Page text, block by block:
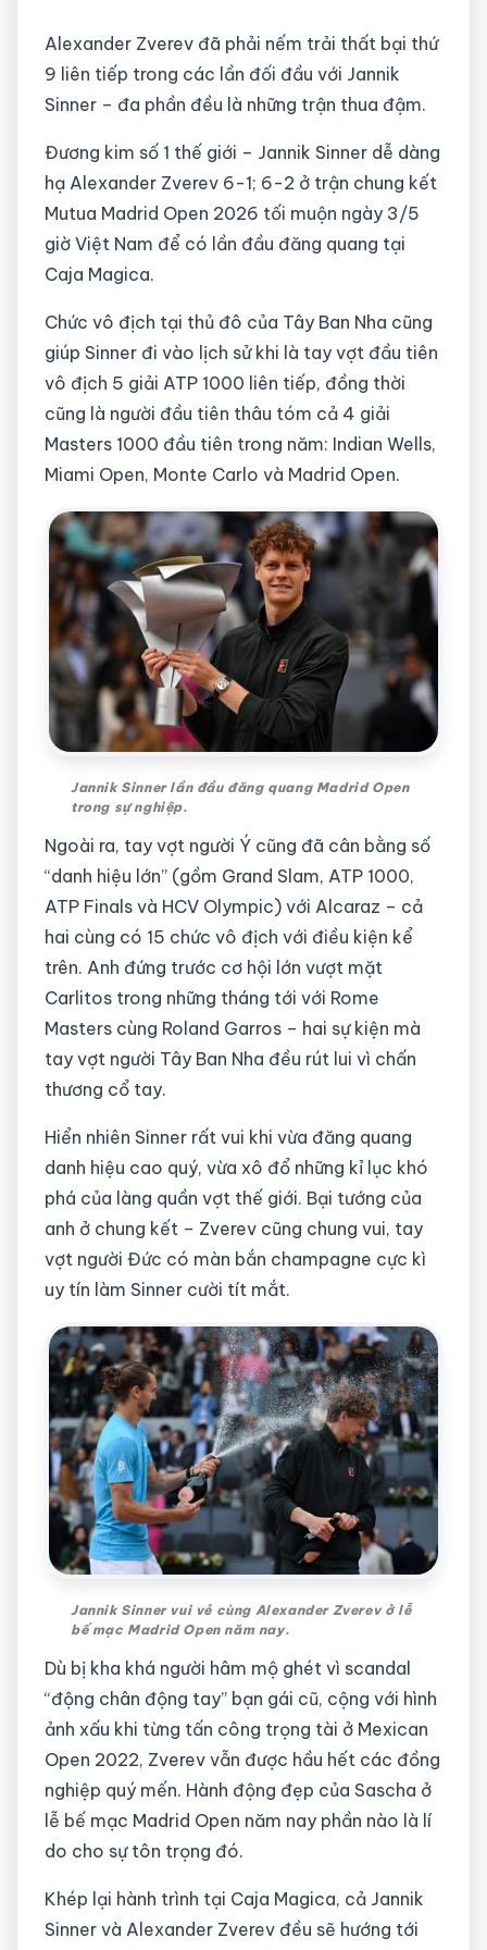
Alexander Zverev đã phải nếm trải thất bại thứ
9 liên tiếp trong các lần đối đầu với Jannik
Sinner – đa phần đều là những trận thua đậm.
Đương kim số 1 thế giới – Jannik Sinner dễ dàng
hạ Alexander Zverev 6-1; 6-2 ở trận chung kết
Mutua Madrid Open 2026 tối muộn ngày 3/5
giờ Việt Nam để có lần đầu đăng quang tại
Caja Magica.
Chức vô địch tại thủ đô của Tây Ban Nha cũng
giúp Sinner đi vào lịch sử khi là tay vợt đầu tiên
vô địch 5 giải ATP 1000 liên tiếp, đồng thời
cũng là người đầu tiên thâu tóm cả 4 giải
Masters 1000 đầu tiên trong năm: Indian Wells,
Miami Open, Monte Carlo và Madrid Open.
Jannik Sinner lần đầu đăng quang Madrid Open
trong sự nghiệp.
Ngoài ra, tay vợt người Ý cũng đã cân bằng số
“danh hiệu lớn” (gồm Grand Slam, ATP 1000,
ATP Finals và HCV Olympic) với Alcaraz – cả
hai cùng có 15 chức vô địch với điều kiện kể
trên. Anh đứng trước cơ hội lớn vượt mặt
Carlitos trong những tháng tới với Rome
Masters cùng Roland Garros – hai sự kiện mà
tay vợt người Tây Ban Nha đều rút lui vì chấn
thương cổ tay.
Hiển nhiên Sinner rất vui khi vừa đăng quang
danh hiệu cao quý, vừa xô đổ những kỉ lục khó
phá của làng quần vợt thế giới. Bại tướng của
anh ở chung kết – Zverev cũng chung vui, tay
vợt người Đức có màn bắn champagne cực kì
uy tín làm Sinner cười tít mắt.
Jannik Sinner vui vẻ cùng Alexander Zverev ở lễ
bế mạc Madrid Open năm nay.
Dù bị kha khá người hâm mộ ghét vì scandal
“động chân động tay” bạn gái cũ, cộng với hình
ảnh xấu khi từng tấn công trọng tài ở Mexican
Open 2022, Zverev vẫn được hầu hết các đồng
nghiệp quý mến. Hành động đẹp của Sascha ở
lễ bế mạc Madrid Open năm nay phần nào là lí
do cho sự tôn trọng đó.
Khép lại hành trình tại Caja Magica, cả Jannik
Sinner và Alexander Zverev đều sẽ hướng tới